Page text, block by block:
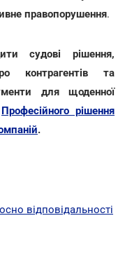
правопорушення.
судові рішення,
контрагентів та
для щоденної
Професійного рішення
.
відповідальності